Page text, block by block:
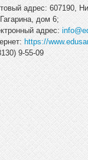
адрес: 607190,
дом 6;
адрес:
https://
9-55-09